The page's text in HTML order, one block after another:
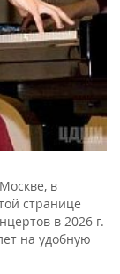
в
странице
в 2026 г.
на удобную